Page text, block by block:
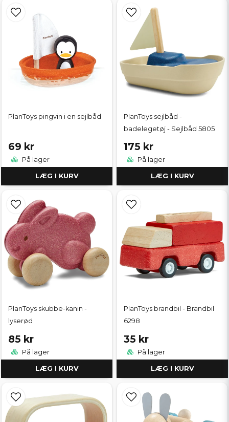
PlanToys pingvin i en sejlbåd
69 kr
På lager
LÆG I KURV
PlanToys sejlbåd -
badelegetøj - Sejlbåd 5805
175 kr
På lager
LÆG I KURV
PlanToys skubbe-kanin -
lyserød
85 kr
På lager
LÆG I KURV
PlanToys brandbil - Brandbil
6298
35 kr
På lager
LÆG I KURV